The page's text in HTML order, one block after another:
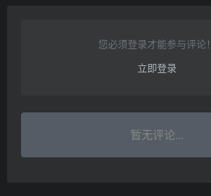
您必须登录才能参与评论！
立即登录
暂无评论...